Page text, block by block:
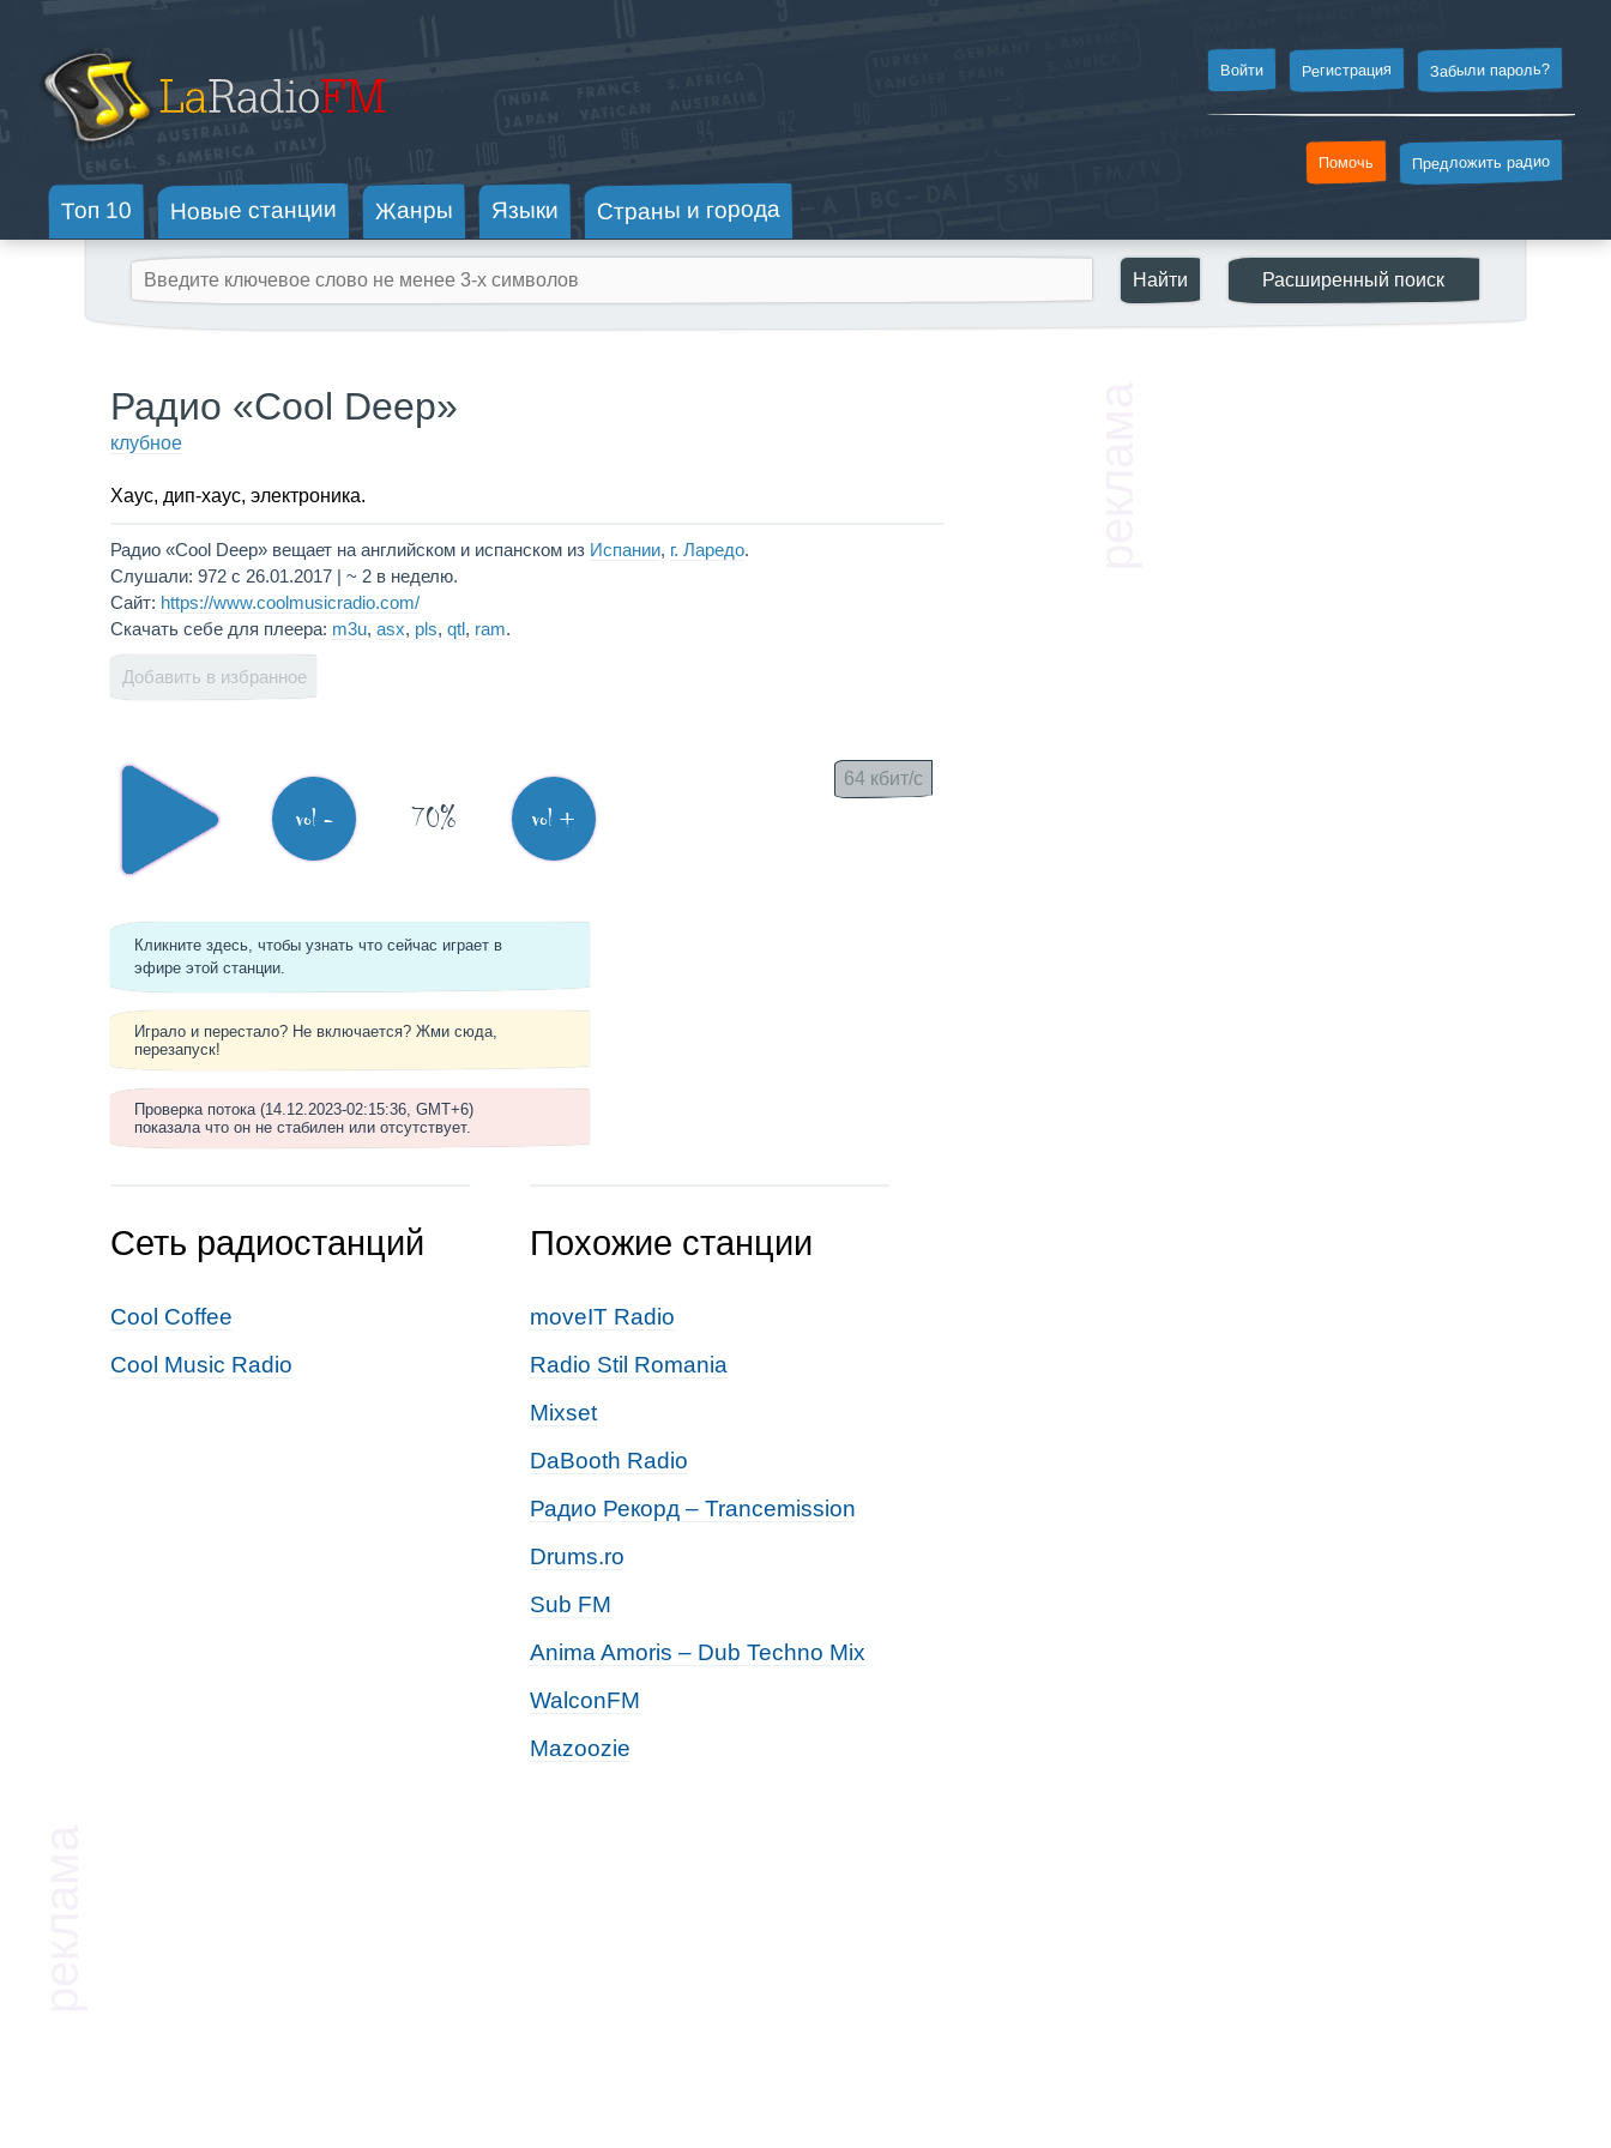
Забыли пароль?
Регистрация
Войти
Предложить радио
Помочь
Топ 10 Новые станции Жанры Языки Страны и города
Радио «Cool Deep»
клубное
Хаус, дип-хаус, электроника.
Радио «Cool Deep» вещает на английском и испанском из Испании, г. Ларедо.
Слушали: 972 с 26.01.2017 | ~ 2 в неделю.
Сайт: https://www.coolmusicradio.com/
Скачать себе для плеера: m3u, asx, pls, qtl, ram.
Добавить в избранное
vol - 70% vol +
64 кбит/с
Кликните здесь, чтобы узнать что сейчас играет в
эфире этой станции.
Играло и перестало? Не включается? Жми сюда,
перезапуск!
Проверка потока (14.12.2023-02:15:36, GMT+6)
показала что он не стабилен или отсутствует.
Сеть радиостанций
Cool Coffee
Cool Music Radio
Похожие станции
moveIT Radio
Radio Stil Romania
Mixset
DaBooth Radio
Радио Рекорд – Trancemission
Drums.ro
Sub FM
Anima Amoris – Dub Techno Mix
WalconFM
Mazoozie